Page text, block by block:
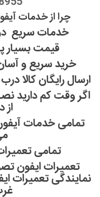
چرا از خدمات
خدمات سریع
قیمت بسیار
خرید سریع و
ارسال رایگان کالا
اگر وقت کم دارید
تمامی خدمات
تمامی
تعمیرات ایفون
نمایندگی تعمیرات